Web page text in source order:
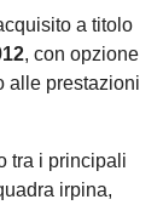
a titolo
, con opzione
alle prestazioni
tra i principali
irpina,